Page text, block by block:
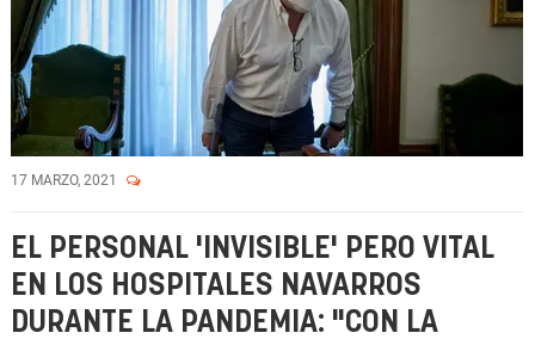
17 MARZO, 2021
EL PERSONAL 'INVISIBLE' PERO VITAL
EN LOS HOSPITALES NAVARROS
DURANTE LA PANDEMIA: "CON LA